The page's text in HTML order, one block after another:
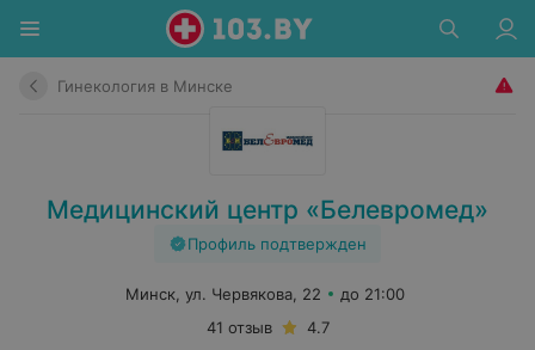
Гинекология в Минске
Медицинский центр «Белевромед»
Профиль подтвержден
Минск, ул. Червякова, 22
до 21:00
41 отзыв
4.7